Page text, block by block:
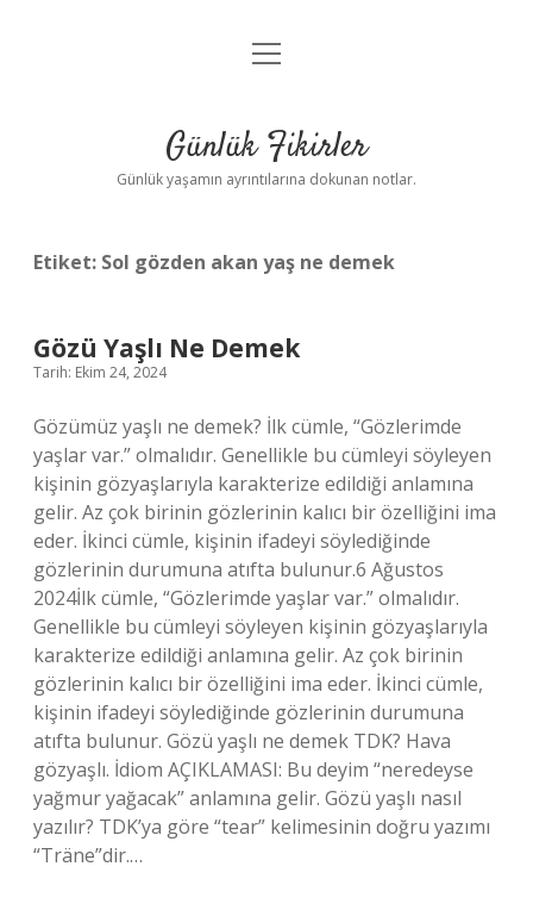
Anasayfa
Yasal Uyarı
menüyü
Günlük Fikirler
Günlük yaşamın ayrıntılarına dokunan notlar.
Etiket: Sol gözden akan yaş ne demek
Gözü Yaşlı Ne Demek
Tarih: Ekim 24, 2024
Gözümüz yaşlı ne demek? İlk cümle, “Gözlerimde
yaşlar var.” olmalıdır. Genellikle bu cümleyi söyleyen
kişinin gözyaşlarıyla karakterize edildiği anlamına
gelir. Az çok birinin gözlerinin kalıcı bir özelliğini ima
eder. İkinci cümle, kişinin ifadeyi söylediğinde
gözlerinin durumuna atıfta bulunur.6 Ağustos
2024İlk cümle, “Gözlerimde yaşlar var.” olmalıdır.
Genellikle bu cümleyi söyleyen kişinin gözyaşlarıyla
karakterize edildiği anlamına gelir. Az çok birinin
gözlerinin kalıcı bir özelliğini ima eder. İkinci cümle,
kişinin ifadeyi söylediğinde gözlerinin durumuna
atıfta bulunur. Gözü yaşlı ne demek TDK? Hava
gözyaşlı. İdiom AÇIKLAMASI: Bu deyim “neredeyse
yağmur yağacak” anlamına gelir. Gözü yaşlı nasıl
yazılır? TDK’ya göre “tear” kelimesinin doğru yazımı
“Träne”dir.…